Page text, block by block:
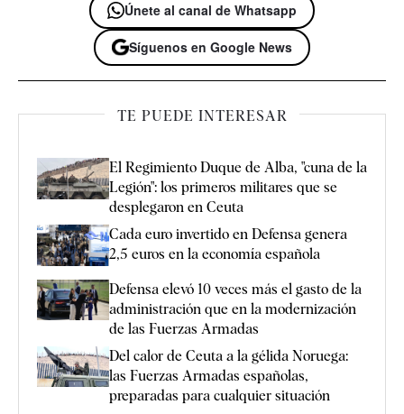
Únete al canal de Whatsapp
Síguenos en Google News
TE PUEDE INTERESAR
El Regimiento Duque de Alba, "cuna de la
Legión": los primeros militares que se
desplegaron en Ceuta
Cada euro invertido en Defensa genera
2,5 euros en la economía española
Defensa elevó 10 veces más el gasto de la
administración que en la modernización
de las Fuerzas Armadas
Del calor de Ceuta a la gélida Noruega:
las Fuerzas Armadas españolas,
preparadas para cualquier situación